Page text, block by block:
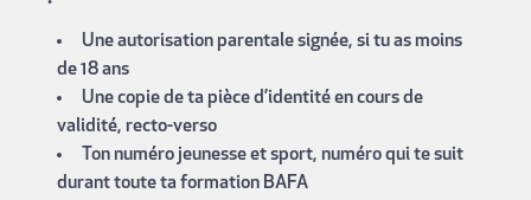
Une autorisation parentale signée, si tu as moins
de 18 ans
Une copie de ta pièce d’identité en cours de
validité, recto-verso
Ton numéro jeunesse et sport, numéro qui te suit
durant toute ta formation BAFA